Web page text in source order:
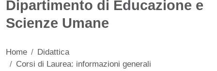
Dipartimento di Educazione e
Scienze Umane
Home
Didattica
Corsi di Laurea: informazioni generali